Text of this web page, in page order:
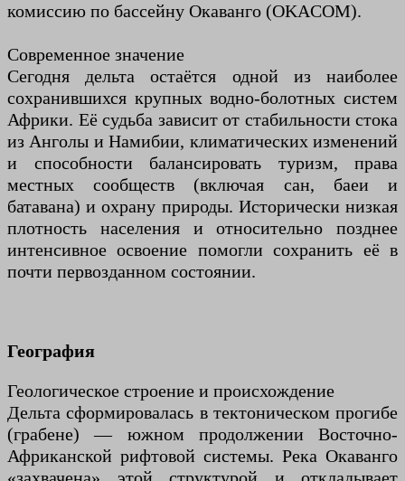
комиссию по бассейну Окаванго (OKACOM).
Современное значение
Сегодня дельта остаётся одной из наиболее
сохранившихся крупных водно-болотных систем
Африки. Её судьба зависит от стабильности стока
из Анголы и Намибии, климатических изменений
и способности балансировать туризм, права
местных сообществ (включая сан, баеи и
батавана) и охрану природы. Исторически низкая
плотность населения и относительно позднее
интенсивное освоение помогли сохранить её в
почти первозданном состоянии.
География
Геологическое строение и происхождение
Дельта сформировалась в тектоническом прогибе
(грабене) — южном продолжении Восточно-
Африканской рифтовой системы. Река Окаванго